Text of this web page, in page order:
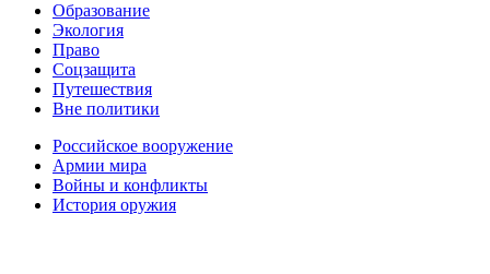
Образование
Экология
Право
Соцзащита
Путешествия
Вне политики
Российское вооружение
Армии мира
Войны и конфликты
История оружия